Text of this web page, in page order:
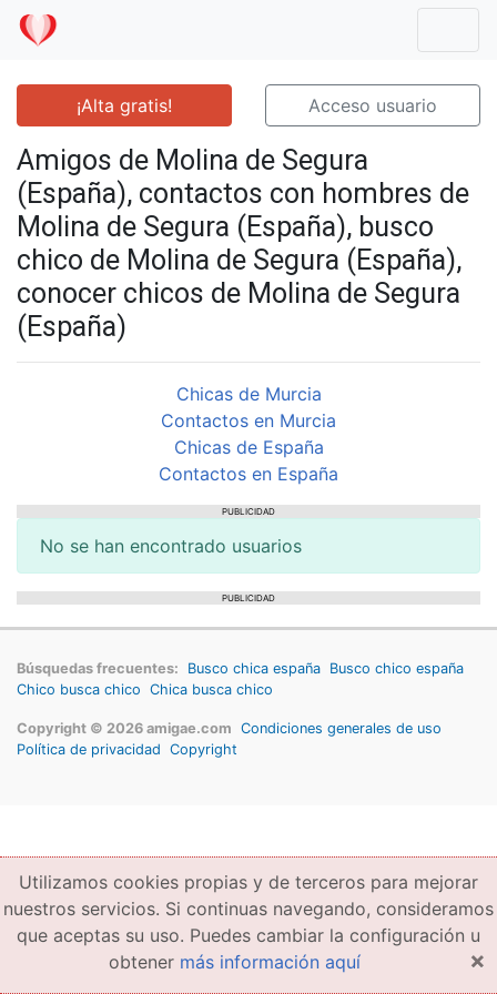
¡Alta gratis! Acceso usuario
Amigos de Molina de Segura
(España), contactos con hombres de
Molina de Segura (España), busco
chico de Molina de Segura (España),
conocer chicos de Molina de Segura
(España)
Chicas de Murcia
Contactos en Murcia
Chicas de España
Contactos en España
PUBLICIDAD
No se han encontrado usuarios
PUBLICIDAD
Búsquedas frecuentes: Busco chica españa Busco chico españa
Chico busca chico Chica busca chico
Copyright © 2026 amigae.com Condiciones generales de uso
Política de privacidad Copyright
Utilizamos cookies propias y de terceros para mejorar
nuestros servicios. Si continuas navegando, consideramos
que aceptas su uso. Puedes cambiar la configuración u
obtener más información aquí ×